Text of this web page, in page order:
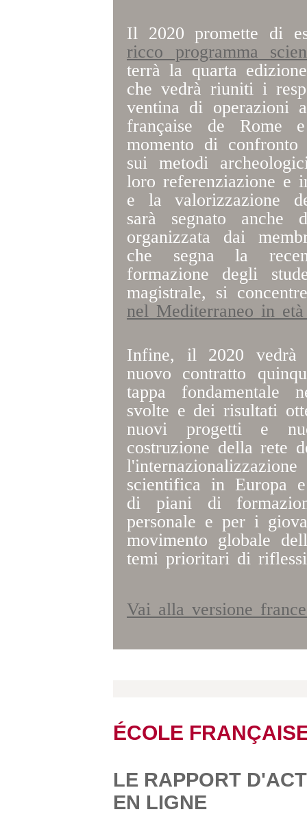
Il 2020 promette di
ricco programma
terrà la quarta
che vedrà riuniti i
ventina di operazioni
française de Rome
momento di confronto
sui metodi
loro referenziazione e
e la valorizzazione
sarà segnato anche
organizzata dai
che segna la
formazione degli
magistrale, si
nel Mediterraneo in
Infine, il 2020 vedrà
nuovo contratto
tappa fondamentale
svolte e dei risultati
nuovi progetti e
costruzione della rete
scientifica in Europa
di piani di
personale e per i
movimento globale
temi prioritari di
Vai alla versione
ÉCOLE
LE RAPPORT
EN LIGNE